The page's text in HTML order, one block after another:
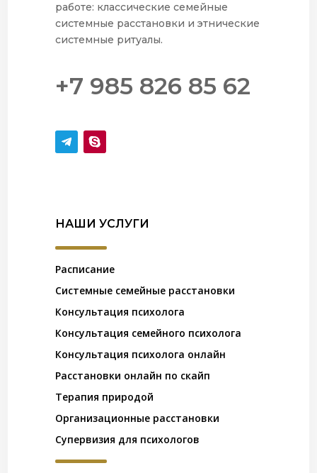
работе: классические семейные
системные расстановки и этнические
системные ритуалы.
+7 985 826 85 62
НАШИ УСЛУГИ
Расписание
Системные семейные расстановки
Консультация психолога
Консультация семейного психолога
Консультация психолога онлайн
Расстановки онлайн по скайп
Терапия природой
Организационные расстановки
Супервизия для психологов